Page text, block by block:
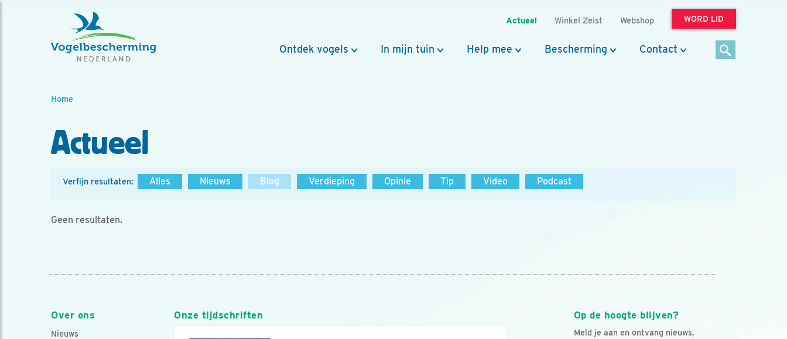
Actueel Winkel Zeist Webshop WORD LID
Ontdek vogels In mijn tuin Help mee Bescherming Contact
Home
Actueel
Verfijn resultaten: Alles Nieuws Blog Verdieping Opinie Tip Video Podcast
Geen resultaten.
Over ons
Nieuws
Op de hoogte blijven?
Meld je aan en ontvang nieuws,
Onze tijdschriften